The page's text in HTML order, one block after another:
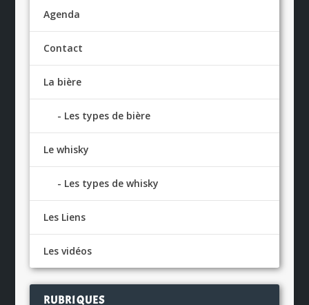
Agenda
Contact
La bière
Les types de bière
Le whisky
Les types de whisky
Les Liens
Les vidéos
RUBRIQUES